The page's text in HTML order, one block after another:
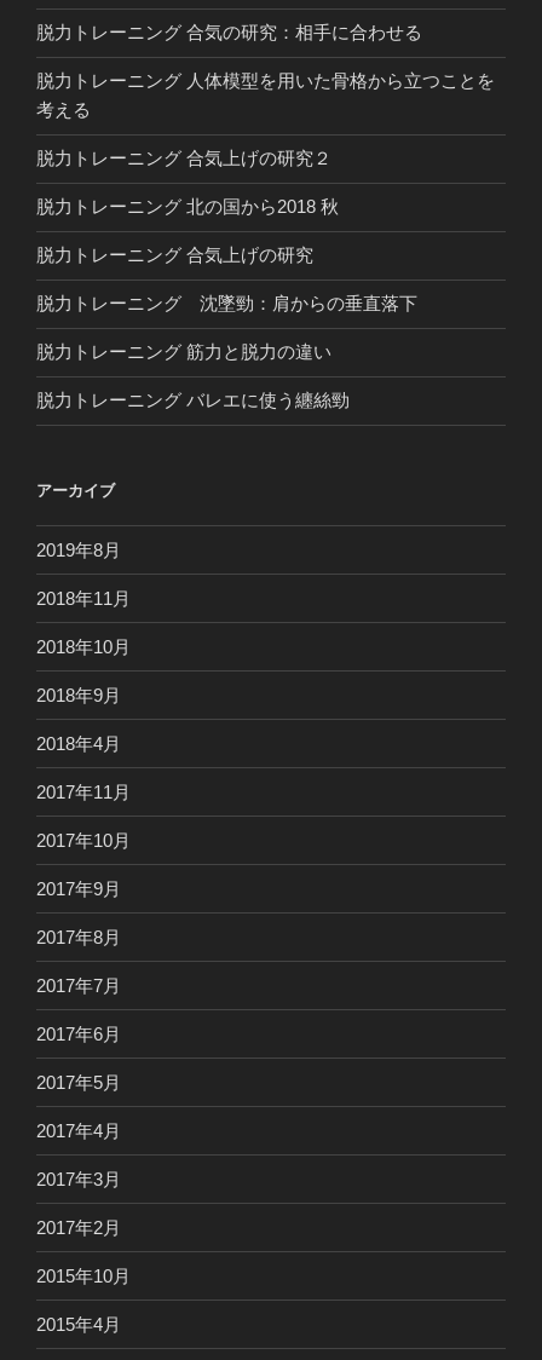
脱力トレーニング 合気の研究：相手に合わせる
脱力トレーニング 人体模型を用いた骨格から立つことを
考える
脱力トレーニング 合気上げの研究２
脱力トレーニング 北の国から2018 秋
脱力トレーニング 合気上げの研究
脱力トレーニング 沈墜勁：肩からの垂直落下
脱力トレーニング 筋力と脱力の違い
脱力トレーニング バレエに使う纏絲勁
アーカイブ
2019年8月
2018年11月
2018年10月
2018年9月
2018年4月
2017年11月
2017年10月
2017年9月
2017年8月
2017年7月
2017年6月
2017年5月
2017年4月
2017年3月
2017年2月
2015年10月
2015年4月